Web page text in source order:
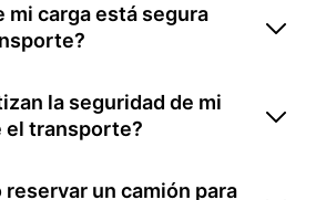
mi carga está segura
la seguridad de mi
el transporte?
reservar un camión para